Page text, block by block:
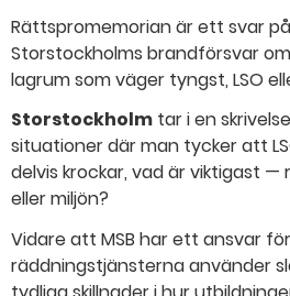
Rättspromemorian är ett svar
Storstockholms brandförsvar
lagrum som väger tyngst, LSO
Storstockholm tar i en
situationer där man tycker att
delvis krockar, vad är viktigast —
eller miljön?
Vidare att MSB har ett ansvar
räddningstjänsterna använder